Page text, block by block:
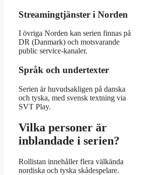
Streamingtjänster i Norden
I övriga Norden kan serien finnas på
DR (Danmark) och motsvarande
public service-kanaler.
Språk och undertexter
Serien är huvudsakligen på danska
och tyska, med svensk textning via
SVT Play.
Vilka personer är
inblandade i serien?
Rollistan innehåller flera välkända
nordiska och tyska skådespelare.